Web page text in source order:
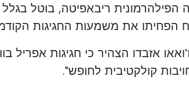
הפילהרמונית ריבאפיטה, בוטל
הפחיתו את משמעות החגיגות
אזבדו הצהיר כי חגיגות אפריל
קולקטיבית לחופש".